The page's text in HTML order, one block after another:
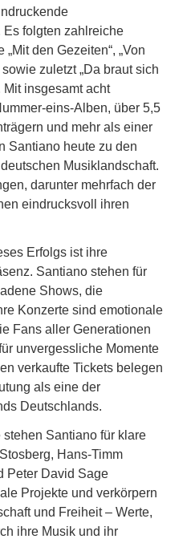
Es folgten zahlreiche
den Gezeiten“, „Von
zuletzt „Da braut sich
Mit insgesamt acht
eins-Alben, über 5,5
und mehr als einer
Santiano heute zu den
Musiklandschaft.
darunter mehrfach der
eindrucksvoll ihren
Erfolgs ist ihre
Santiano stehen für
Shows, die
Konzerte sind emotionale
Fans aller Generationen
unvergessliche Momente
verkaufte Tickets belegen
als eine der
Deutschlands.
Santiano für klare
Hans-Timm
Peter David Sage
Projekte und verkörpern
und Freiheit – Werte,
ihre Musik und ihr